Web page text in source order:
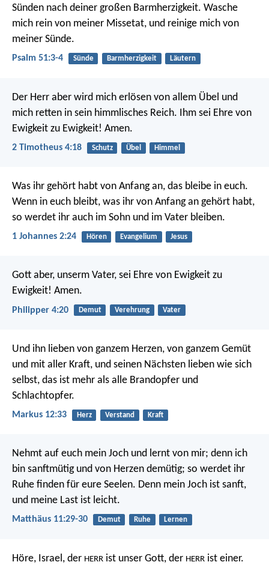
Sünden nach deiner großen Barmherzigkeit. Wasche
mich rein von meiner Missetat, und reinige mich von
meiner Sünde.
Psalm 51:3-4 Sünde Barmherzigkeit Läutern
Der Herr aber wird mich erlösen von allem Übel und
mich retten in sein himmlisches Reich. Ihm sei Ehre von
Ewigkeit zu Ewigkeit! Amen.
2 Timotheus 4:18 Schutz Übel Himmel
Was ihr gehört habt von Anfang an, das bleibe in euch.
Wenn in euch bleibt, was ihr von Anfang an gehört habt,
so werdet ihr auch im Sohn und im Vater bleiben.
1 Johannes 2:24 Hören Evangelium Jesus
Gott aber, unserm Vater, sei Ehre von Ewigkeit zu
Ewigkeit! Amen.
Philipper 4:20 Demut Verehrung Vater
Und ihn lieben von ganzem Herzen, von ganzem Gemüt
und mit aller Kraft, und seinen Nächsten lieben wie sich
selbst, das ist mehr als alle Brandopfer und
Schlachtopfer.
Markus 12:33 Herz Verstand Kraft
Nehmt auf euch mein Joch und lernt von mir; denn ich
bin sanftmütig und von Herzen demütig; so werdet ihr
Ruhe finden für eure Seelen. Denn mein Joch ist sanft,
und meine Last ist leicht.
Matthäus 11:29-30 Demut Ruhe Lernen
Höre, Israel, der HERR ist unser Gott, der HERR ist einer.